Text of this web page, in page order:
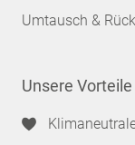
Umtausch &
Unsere Vorteile